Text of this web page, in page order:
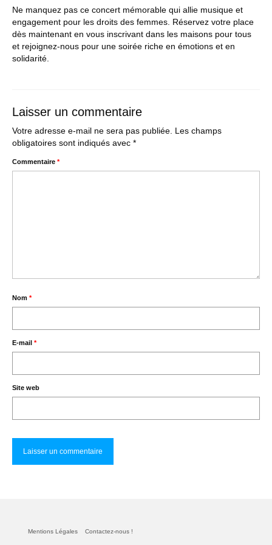
Ne manquez pas ce concert mémorable qui allie musique et
engagement pour les droits des femmes. Réservez votre place
dès maintenant en vous inscrivant dans les maisons pour tous
et rejoignez-nous pour une soirée riche en émotions et en
solidarité.
Laisser un commentaire
Votre adresse e-mail ne sera pas publiée. Les champs
obligatoires sont indiqués avec *
Commentaire *
Nom *
E-mail *
Site web
Mentions Légales Contactez-nous !